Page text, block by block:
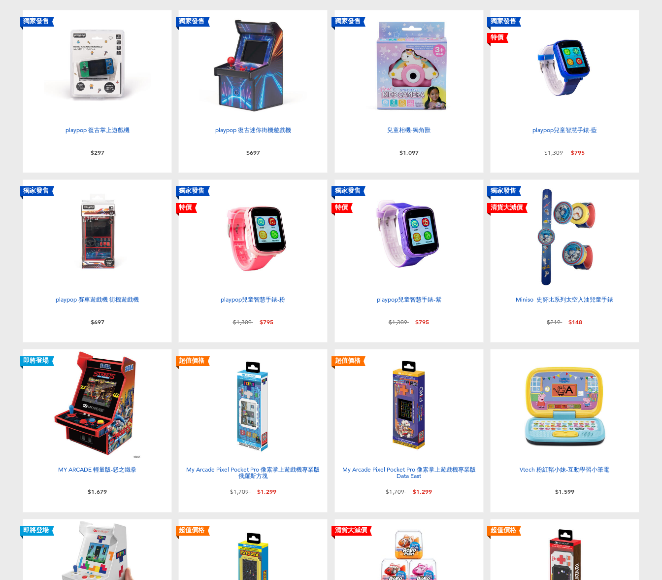
獨家發售
playpop 復古掌上遊戲機
$297
獨家發售
playpop 復古迷你街機遊戲機
$697
獨家發售
兒童相機-獨角獸
$1,097
獨家發售
特價
playpop兒童智慧手錶-藍
價格從
$1,309至 $795
獨家發售
playpop 賽車遊戲機 街機遊戲機
$697
獨家發售
特價
playpop兒童智慧手錶-粉
價格從
$1,309至 $795
獨家發售
特價
playpop兒童智慧手錶-紫
價格從
$1,309至 $795
獨家發售
清貨大減價
Miniso 史努比系列太空入油兒童手錶
價格從
$219至 $148
即將登場
MY ARCADE 輕量版-怒之鐵拳
$1,679
超值價格
My Arcade Pixel Pocket Pro 像素掌上遊戲機專業版
俄羅斯方塊
價格從
$1,709至 $1,299
超值價格
My Arcade Pixel Pocket Pro 像素掌上遊戲機專業版
Data East
價格從
$1,709至 $1,299
Vtech 粉紅豬小妹-互動學習小筆電
$1,599
即將登場 超值價格 清貨大減價 超值價格